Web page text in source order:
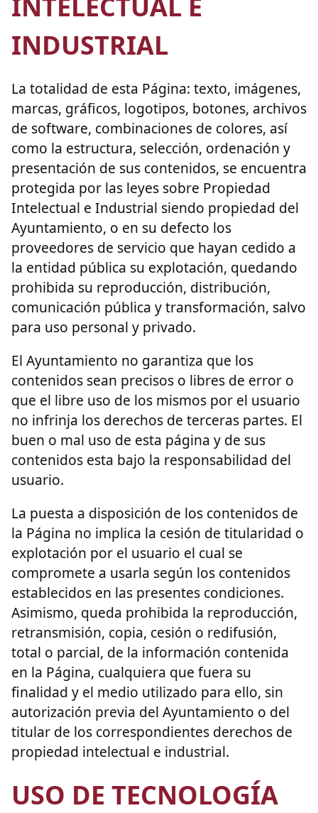
INDUSTRIAL
La totalidad de esta Página: texto, imágenes,
marcas, gráficos, logotipos, botones, archivos
de software, combinaciones de colores, así
como la estructura, selección, ordenación y
presentación de sus contenidos, se encuentra
protegida por las leyes sobre Propiedad
Intelectual e Industrial siendo propiedad del
Ayuntamiento, o en su defecto los
proveedores de servicio que hayan cedido a
la entidad pública su explotación, quedando
prohibida su reproducción, distribución,
comunicación pública y transformación, salvo
para uso personal y privado.
El Ayuntamiento no garantiza que los
contenidos sean precisos o libres de error o
que el libre uso de los mismos por el usuario
no infrinja los derechos de terceras partes. El
buen o mal uso de esta página y de sus
contenidos esta bajo la responsabilidad del
usuario.
La puesta a disposición de los contenidos de
la Página no implica la cesión de titularidad o
explotación por el usuario el cual se
compromete a usarla según los contenidos
establecidos en las presentes condiciones.
Asimismo, queda prohibida la reproducción,
retransmisión, copia, cesión o redifusión,
total o parcial, de la información contenida
en la Página, cualquiera que fuera su
finalidad y el medio utilizado para ello, sin
autorización previa del Ayuntamiento o del
titular de los correspondientes derechos de
propiedad intelectual e industrial.
USO DE TECNOLOGÍA